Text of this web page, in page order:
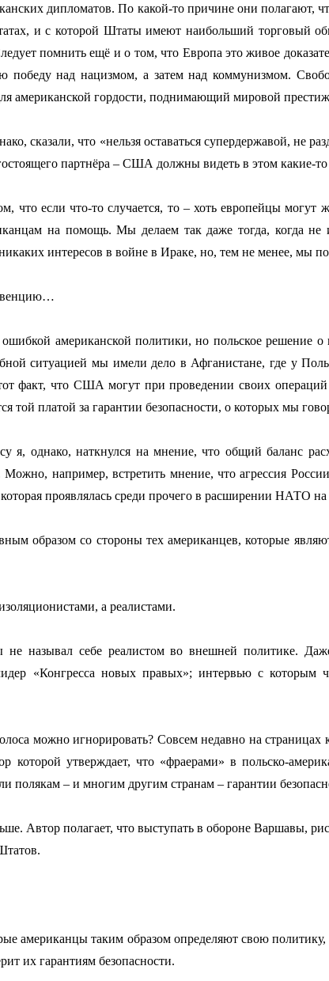
дипломатов. По какой-то причине они полагают,
и с которой Штаты имеют наибольший торговый
помнить ещё и о том, что Европа это живое
победу над нацизмом, а затем над коммунизмом.
американской гордости, поднимающий мировой
сказали, что «нельзя оставаться супердержавой, не
партнёра – США должны видеть в этом какие-
что если что-то случается, то – хоть европейцы могут
на помощь. Мы делаем так даже тогда, когда
интересов в войне в Ираке, но, тем не менее, мы
американской политики, но польское решение о
ситуацией мы имели дело в Афганистане, где у
факт, что США могут при проведении своих
той платой за гарантии безопасности, о которых мы
я, однако, наткнулся на мнение, что общий баланс
например, встретить мнение, что агрессия России
проявлялась среди прочего в расширении НАТО
образом со стороны тех американцев, которые
а реалистами.
называл себе реалистом во внешней политике.
«Конгресса новых правых»; интервью с которым
можно игнорировать? Совсем недавно на страницах
которой утверждает, что «фраерами» в польско-
полякам – и многим другим странам – гарантии
Автор полагает, что выступать в обороне Варшавы,
американцы таким образом определяют свою политику,
их гарантиям безопасности.